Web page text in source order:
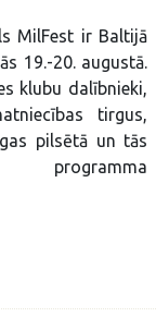
MilFest ir Baltijā
19.-20. augustā.
klubu dalībnieki,
tirgus,
pilsētā un tās